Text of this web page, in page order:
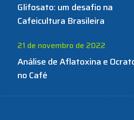
Glifosato: um desafio na
Cafeicultura Brasileira
21 de novembro de 2022
Análise de Aflatoxina e
no Café